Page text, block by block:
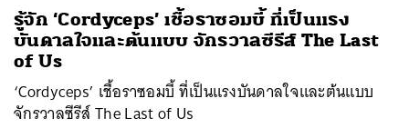
รู้จัก ‘Cordyceps’ เชื้อราซอมบี้ ที่เป็นแรง
บันดาลใจและต้นแบบ จักรวาลซีรีส์ The Last
of Us
‘Cordyceps’ เชื้อราซอมบี้ ที่เป็นแรงบันดาลใจและต้นแบบ
จักรวาลซีรีส์ The Last of Us